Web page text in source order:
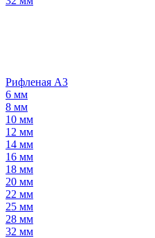
Рифленая А3
6 мм
8 мм
10 мм
12 мм
14 мм
16 мм
18 мм
20 мм
22 мм
25 мм
28 мм
32 мм